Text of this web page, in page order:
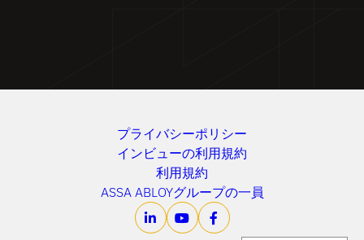
プライバシーポリシー
インビューの利用規約
利用規約
ASSA ABLOYグループの一員